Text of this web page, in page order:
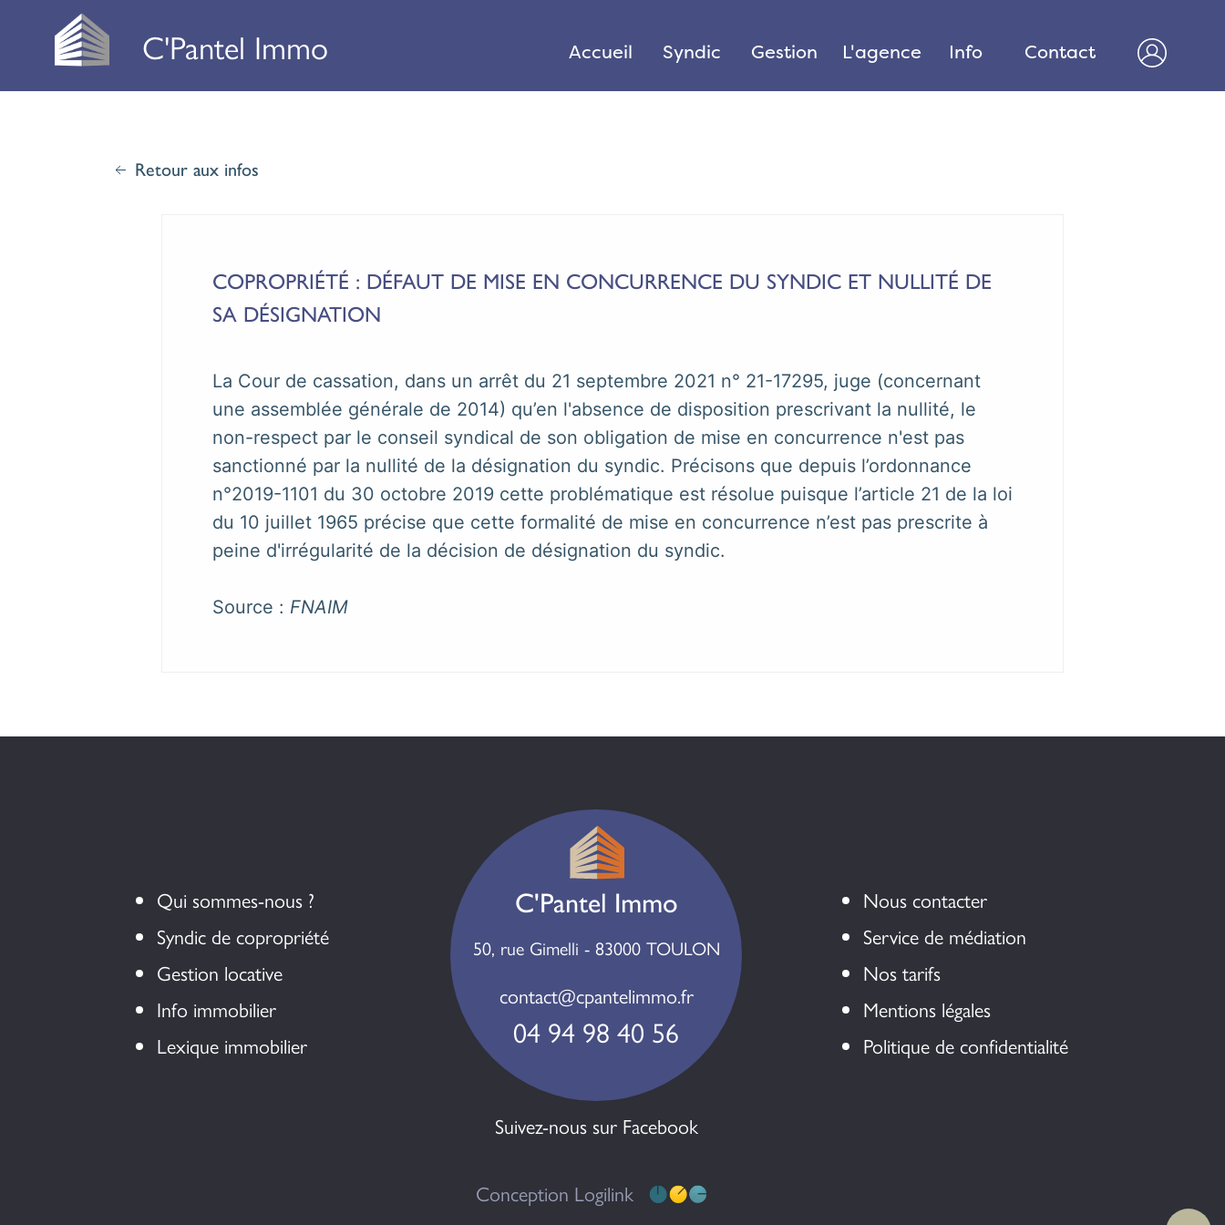
C'Pantel Immo Accueil Syndic Gestion L'agence Info Contact
Retour aux infos
COPROPRIÉTÉ : DÉFAUT DE MISE EN CONCURRENCE DU SYNDIC ET NULLITÉ DE
SA DÉSIGNATION
La Cour de cassation, dans un arrêt du 21 septembre 2021 n° 21-17295, juge (concernant
une assemblée générale de 2014) qu’en l'absence de disposition prescrivant la nullité, le
non-respect par le conseil syndical de son obligation de mise en concurrence n'est pas
sanctionné par la nullité de la désignation du syndic. Précisons que depuis l’ordonnance
n°2019-1101 du 30 octobre 2019 cette problématique est résolue puisque l’article 21 de la loi
du 10 juillet 1965 précise que cette formalité de mise en concurrence n’est pas prescrite à
peine d'irrégularité de la décision de désignation du syndic.
Source : FNAIM
Qui sommes-nous ?
Syndic de copropriété
Gestion locative
Info immobilier
Lexique immobilier
C'Pantel Immo
50, rue Gimelli - 83000 TOULON
contact@cpantelimmo.fr
04 94 98 40 56
Suivez-nous sur Facebook
Nous contacter
Service de médiation
Nos tarifs
Mentions légales
Politique de confidentialité
Conception Logilink